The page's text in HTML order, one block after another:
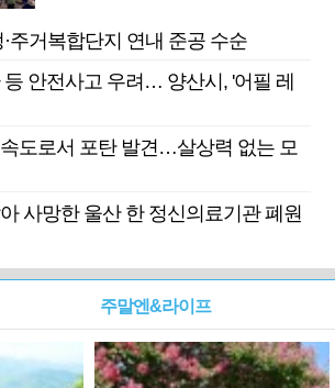
주거복합단지 연내 준공 수순
안전사고 우려… 양산시, '어필 레
도로서 포탄 발견…살상력 없는 모
사망한 울산 한 정신의료기관 폐원
주말엔&라이프